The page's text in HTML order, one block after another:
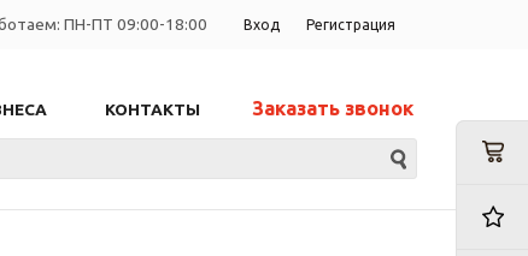
Вход Регистрация
ПН-ПТ 09:00-18:00
КОНТАКТЫ Заказать звонок